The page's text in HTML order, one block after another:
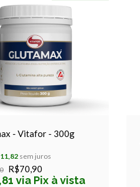
- Vitafor - 300g
sem juros
R$70,90
via Pix à vista